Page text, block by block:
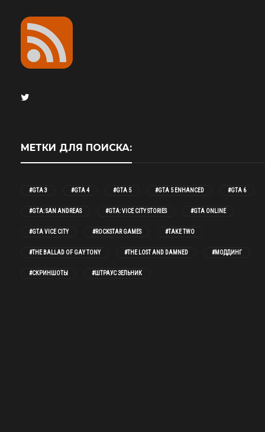
МЕТКИ ДЛЯ ПОИСКА:
#GTA 3 #GTA 4 #GTA 5 #GTA 5 ENHANCED #GTA 6
#GTA: SAN ANDREAS #GTA: VICE CITY STORIES #GTA ONLINE
#GTA VICE CITY #ROCKSTAR GAMES #TAKE TWO
#THE BALLAD OF GAY TONY #THE LOST AND DAMNED #МОДДИНГ
#СКРИНШОТЫ #ШТРАУС ЗЕЛЬНИК